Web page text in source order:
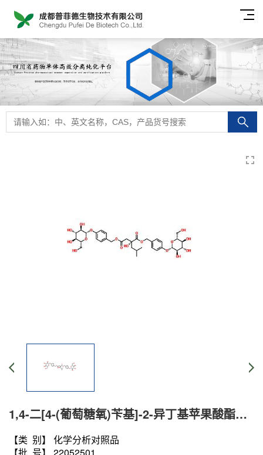
1,4-二[4-(葡萄糖氧)苄基]-2-异丁基苹果酸酯分析对照品 58139-23-4
【类 别】 化学分析对照品